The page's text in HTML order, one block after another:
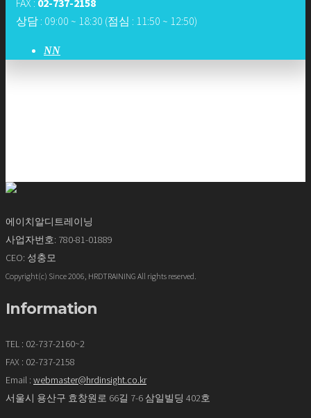
상담 : 09:00 ~ 18:30 (점심 : 11:50 ~ 12:50)
에이치알디트레이닝
사업자번호: 780-81-01889
CEO: 성충모
Copyright(c) Since 2006, HRDTRAINING All rights reserved.
Information
TEL : 02-737-2160~2
FAX : 02-737-2158
Email : webmaster@hrdinsight.co.kr
서울시 용산구 효창원로 66길 7-6 삼일빌딩 402호